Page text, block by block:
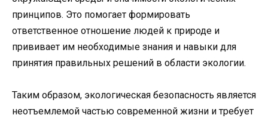
принципов. Это помогает формировать
ответственное отношение людей к природе и
прививает им необходимые знания и навыки для
принятия правильных решений в области экологии.
Таким образом, экологическая безопасность является
неотъемлемой частью современной жизни и требует